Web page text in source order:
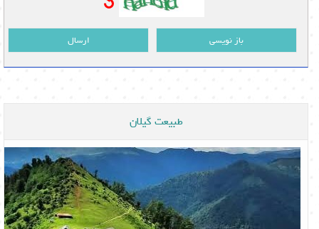
ارسال باز نویسی
طبیعت گیلان